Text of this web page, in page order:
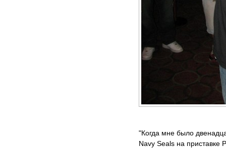
"Когда мне было
Navy Seals на приставке